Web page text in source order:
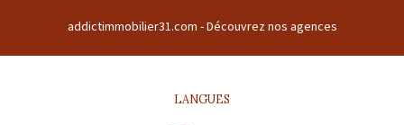
France | RCS : TOULOUSE Z 508169786 00011 | RCS juridique : Z |
CARTE PROFESSIONNELLE TRANSACTION N° 1894
addictimmobilier31.com -Découvrez nos agences
LANGUES